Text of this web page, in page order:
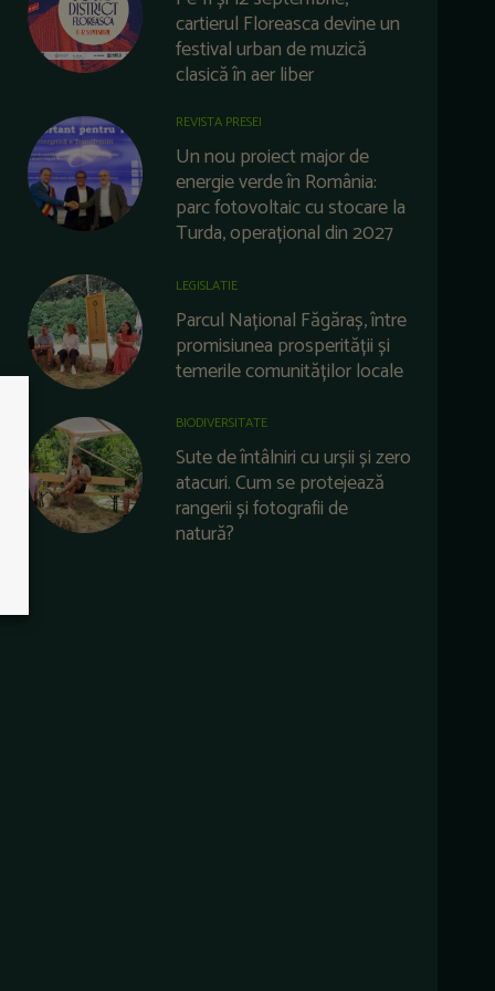
cartierul Floreasca devine un
festival urban de muzică
clasică în aer liber
REVISTA PRESEI
Un nou proiect major de
energie verde în România:
parc fotovoltaic cu stocare la
Turda, operațional din 2027
LEGISLATIE
Parcul Național Făgăraș, între
promisiunea prosperității și
temerile comunităților locale
BIODIVERSITATE
Sute de întâlniri cu urșii și zero
atacuri. Cum se protejează
rangerii și fotografii de
natură?